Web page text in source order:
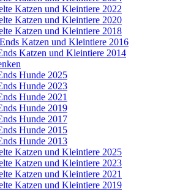
Katzen und Kleintiere 2022
Katzen und Kleintiere 2020
Katzen und Kleintiere 2018
Katzen und Kleintiere 2016
Katzen und Kleintiere 2014
Hunde 2025
Hunde 2023
Hunde 2021
Hunde 2019
Hunde 2017
Hunde 2015
Hunde 2013
Katzen und Kleintiere 2025
Katzen und Kleintiere 2023
Katzen und Kleintiere 2021
Katzen und Kleintiere 2019